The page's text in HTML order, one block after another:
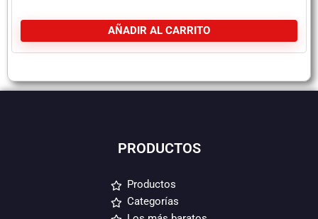
AÑADIR AL CARRITO
PRODUCTOS
Productos
Categorías